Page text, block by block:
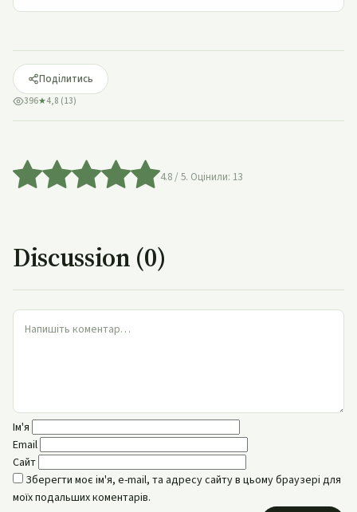
Поділитись
396★4,8 (13)
4.8/ 5. Оцінили: 13
Discussion (0)
Ім'я
Email
Сайт
Зберегти моє ім'я, e-mail, та адресу сайту в цьому браузері для
моїх подальших коментарів.